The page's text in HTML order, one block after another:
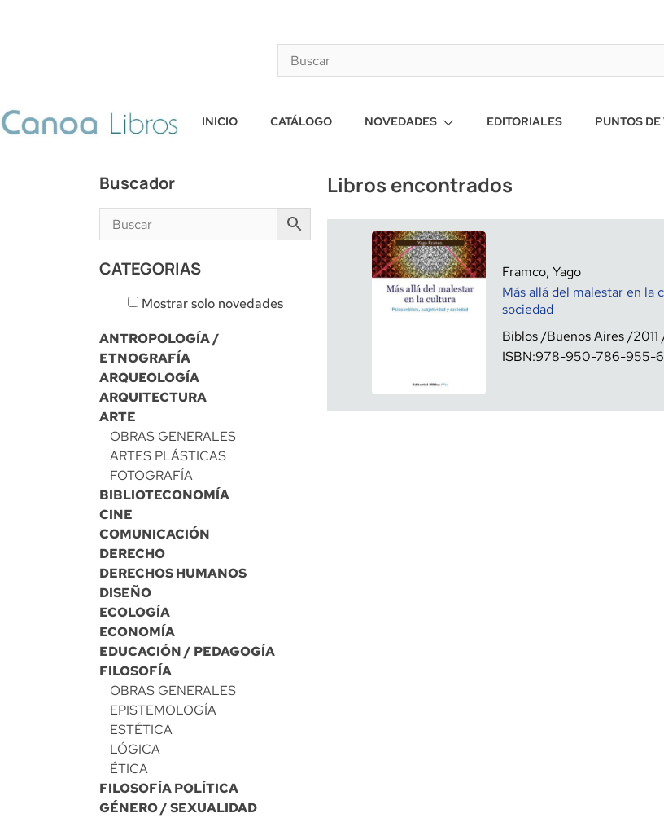
INICIO CATÁLOGO NOVEDADES EDITORIALES PUNTOS
Buscador
CATEGORIAS
Mostrar solo novedades
ANTROPOLOGÍA /
ETNOGRAFÍA
ARQUEOLOGÍA
ARQUITECTURA
ARTE
OBRAS GENERALES
ARTES PLÁSTICAS
FOTOGRAFÍA
BIBLIOTECONOMÍA
CINE
COMUNICACIÓN
DERECHO
DERECHOS HUMANOS
DISEÑO
ECOLOGÍA
ECONOMÍA
EDUCACIÓN / PEDAGOGÍA
FILOSOFÍA
OBRAS GENERALES
EPISTEMOLOGÍA
ESTÉTICA
LÓGICA
ÉTICA
FILOSOFÍA POLÍTICA
GÉNERO / SEXUALIDAD
Libros encontrados
Framco, Yago
Más allá del malestar en la
sociedad
Biblos Buenos Aires 2011
ISBN:978-950-786-955-6